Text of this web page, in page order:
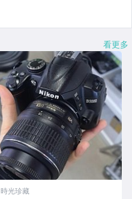
看更多
時光珍藏